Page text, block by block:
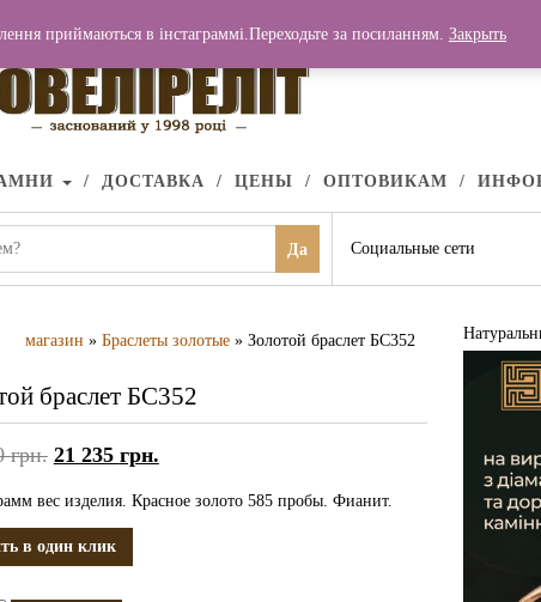
ДОСТАВКА ЦЕНЫ ОПТОВИКАМ
Да Социальные сети
магазин » Браслеты золотые » Золотой браслет БС352
браслет БС352
грн. 21 235 грн.
вес изделия. Красное золото 585 пробы. Фианит.
в один клик
приймаються в інстаграммі.Переходьте за посиланням. Закрыть